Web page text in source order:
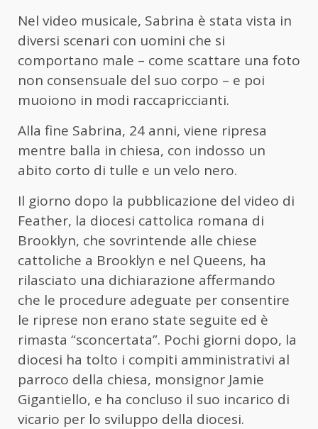
Nel video musicale, Sabrina è stata vista in
diversi scenari con uomini che si
comportano male – come scattare una foto
non consensuale del suo corpo – e poi
muoiono in modi raccapriccianti.
Alla fine Sabrina, 24 anni, viene ripresa
mentre balla in chiesa, con indosso un
abito corto di tulle e un velo nero.
Il giorno dopo la pubblicazione del video di
Feather, la diocesi cattolica romana di
Brooklyn, che sovrintende alle chiese
cattoliche a Brooklyn e nel Queens, ha
rilasciato una dichiarazione affermando
che le procedure adeguate per consentire
le riprese non erano state seguite ed è
rimasta “sconcertata”. Pochi giorni dopo, la
diocesi ha tolto i compiti amministrativi al
parroco della chiesa, monsignor Jamie
Gigantiello, e ha concluso il suo incarico di
vicario per lo sviluppo della diocesi.